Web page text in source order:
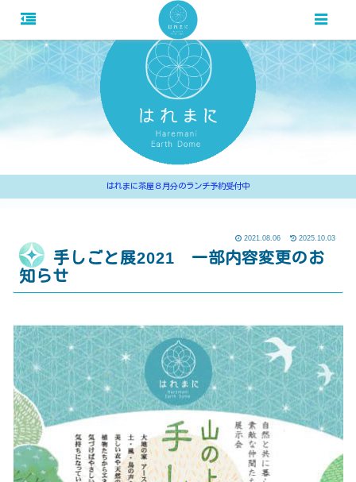
はれまに茶屋８月分のランチ予約受付中
2021.08.06 2025.10.03
手しごと展2021 一部内容変更のお
知らせ